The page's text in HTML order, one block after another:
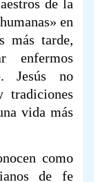
de la
en
más tarde,
enfermos
Jesús no
tradiciones
vida más
como
de fe